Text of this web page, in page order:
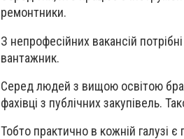
ремонтники.
З непрофесійних вакансій
вантажник.
Серед людей з вищою освітою
фахівці з публічних закупівель.
Тобто практично в кожній галузі